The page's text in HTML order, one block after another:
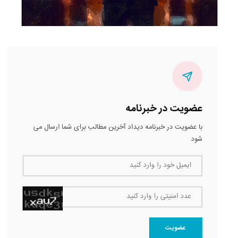
عضویت در خبرنامه
با عضویت در خبرنامه دیداد آخرین مطالب برای شما ارسال می
شود
ایمیل خود را وارد کنید
عدد امنیتی را وارد کنید
عضویت